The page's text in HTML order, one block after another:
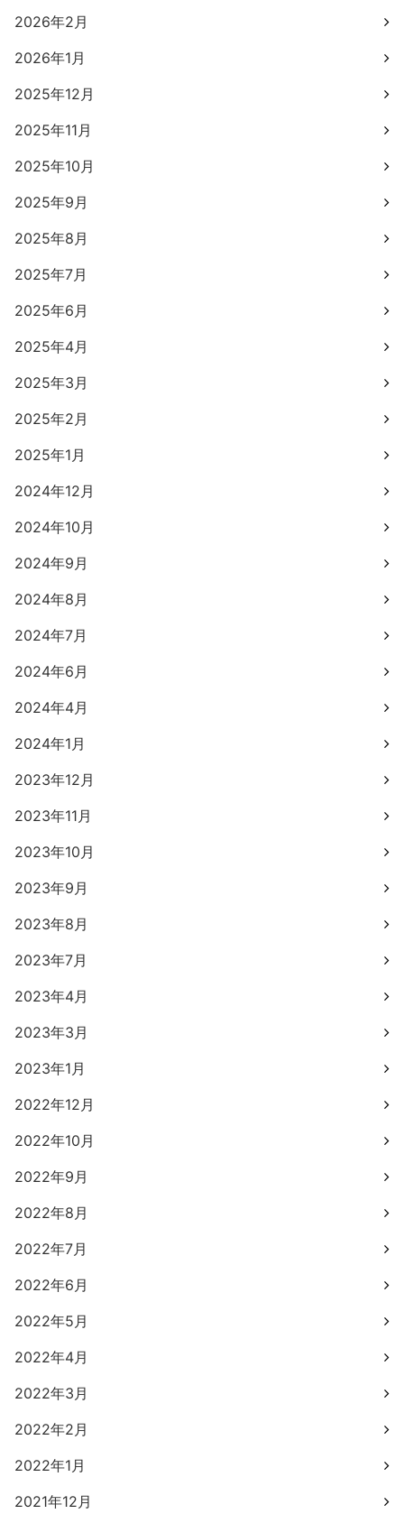
2026年2月
2026年1月
2025年12月
2025年11月
2025年10月
2025年9月
2025年8月
2025年7月
2025年6月
2025年4月
2025年3月
2025年2月
2025年1月
2024年12月
2024年10月
2024年9月
2024年8月
2024年7月
2024年6月
2024年4月
2024年1月
2023年12月
2023年11月
2023年10月
2023年9月
2023年8月
2023年7月
2023年4月
2023年3月
2023年1月
2022年12月
2022年10月
2022年9月
2022年8月
2022年7月
2022年6月
2022年5月
2022年4月
2022年3月
2022年2月
2022年1月
2021年12月